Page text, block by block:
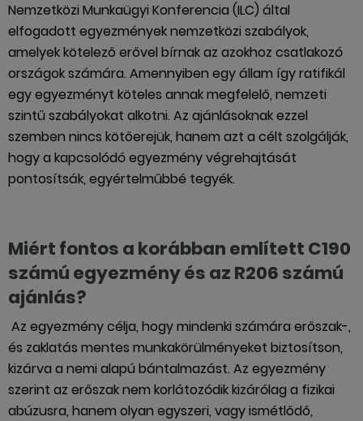
Nemzetközi Munkaügyi Konferencia (ILC) által
elfogadott egyezmények nemzetközi szabályok,
amelyek kötelező erővel bírnak az azokhoz csatlakozó
országok számára. Amennyiben egy állam így ratifikál
egy egyezményt köteles annak megfelelő, nemzeti
szintű szabályokat alkotni. Az ajánlásoknak ezzel
szemben nincs kötőerejük, hanem azt a célt szolgálják,
hogy a kapcsolódó egyezmény végrehajtását
pontosítsák, egyértelműbbé tegyék.
Miért fontos a korábban említett C190
számú egyezmény és az R206 számú
ajánlás?
Az egyezmény célja, hogy mindenki számára erőszak-,
és zaklatás mentes munkakörülményeket biztosítson,
kizárva a nemi alapú bántalmazást. Az egyezmény
szerint az erőszak nem korlátozódik kizárólag a fizikai
abúzusra, hanem olyan egyszeri, vagy ismétlődő,